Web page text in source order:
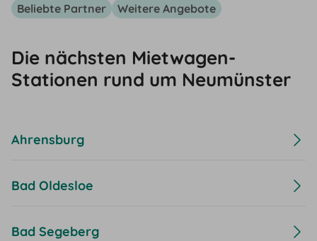
Beliebte Partner
Weitere Angebote
Die nächsten Mietwagen-
Stationen rund um Neumünster
Ahrensburg
Bad Oldesloe
Bad Segeberg